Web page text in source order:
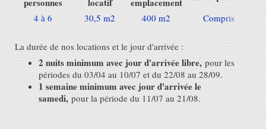
4 à 6 30,5 m2 400 m2 Compris
La durée de nos locations et le jour d'arrivée :
2 nuits minimum avec jour d'arrivée libre,pour les
périodes du 03/04 au 10/07 et du 22/08 au 28/09.
1 semaine minimum avec jour d'arrivée le
samedi,pour la période du 11/07 au 21/08.